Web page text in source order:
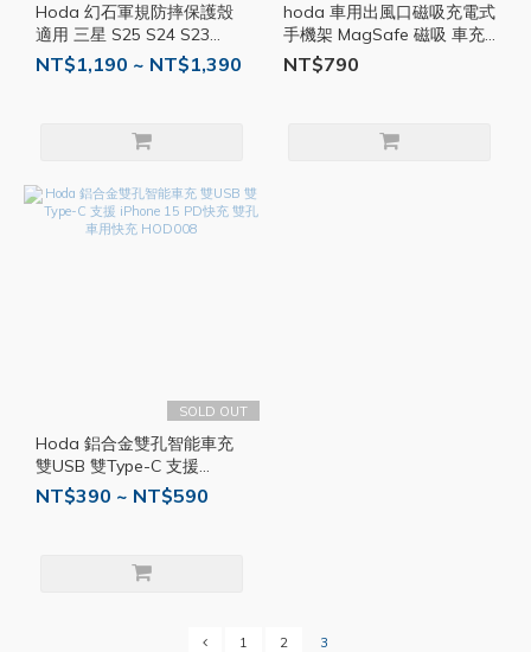
Hoda 幻石軍規防摔保護殼
適用 三星 S25 S24 S23
Ultra MagSafe 手機殼 防摔
殼 磁吸殼 HOD003
NT$1,190 ~ NT$1,390
hoda 車用出風口磁吸充電式
手機架 MagSafe 磁吸 車充
車用支架 手機支架 導航架
手機座 支架 HOD031
NT$790
SOLD OUT
Hoda 鋁合金雙孔智能車充
雙USB 雙Type-C 支援
iPhone 15 PD快充 雙孔 車
用快充 HOD008
NT$390 ~ NT$590
1 2 3